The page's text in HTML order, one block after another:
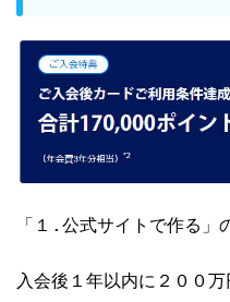
「１.公式サイトで作る」
入会後１年以内に２ ００